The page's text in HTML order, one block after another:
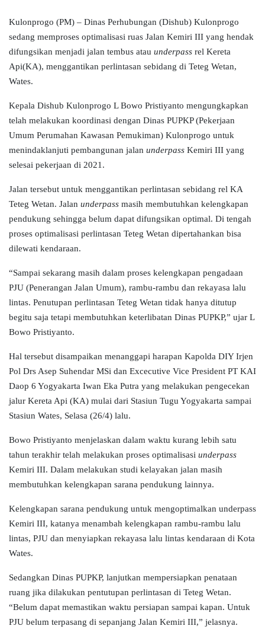
Kulonprogo (PM) – Dinas Perhubungan (Dishub) Kulonprogo
sedang memproses optimalisasi ruas Jalan Kemiri III yang hendak
difungsikan menjadi jalan tembus atau underpass rel Kereta
Api(KA), menggantikan perlintasan sebidang di Teteg Wetan,
Wates.
Kepala Dishub Kulonprogo L Bowo Pristiyanto mengungkapkan
telah melakukan koordinasi dengan Dinas PUPKP (Pekerjaan
Umum Perumahan Kawasan Pemukiman) Kulonprogo untuk
menindaklanjuti pembangunan jalan underpass Kemiri III yang
selesai pekerjaan di 2021.
Jalan tersebut untuk menggantikan perlintasan sebidang rel KA
Teteg Wetan. Jalan underpass masih membutuhkan kelengkapan
pendukung sehingga belum dapat difungsikan optimal. Di tengah
proses optimalisasi perlintasan Teteg Wetan dipertahankan bisa
dilewati kendaraan.
“Sampai sekarang masih dalam proses kelengkapan pengadaan
PJU (Penerangan Jalan Umum), rambu-rambu dan rekayasa lalu
lintas. Penutupan perlintasan Teteg Wetan tidak hanya ditutup
begitu saja tetapi membutuhkan keterlibatan Dinas PUPKP,” ujar L
Bowo Pristiyanto.
Hal tersebut disampaikan menanggapi harapan Kapolda DIY Irjen
Pol Drs Asep Suhendar MSi dan Excecutive Vice President PT KAI
Daop 6 Yogyakarta Iwan Eka Putra yang melakukan pengecekan
jalur Kereta Api (KA) mulai dari Stasiun Tugu Yogyakarta sampai
Stasiun Wates, Selasa (26/4) lalu.
Bowo Pristiyanto menjelaskan dalam waktu kurang lebih satu
tahun terakhir telah melakukan proses optimalisasi underpass
Kemiri III. Dalam melakukan studi kelayakan jalan masih
membutuhkan kelengkapan sarana pendukung lainnya.
Kelengkapan sarana pendukung untuk mengoptimalkan underpass
Kemiri III, katanya menambah kelengkapan rambu-rambu lalu
lintas, PJU dan menyiapkan rekayasa lalu lintas kendaraan di Kota
Wates.
Sedangkan Dinas PUPKP, lanjutkan mempersiapkan penataan
ruang jika dilakukan pentutupan perlintasan di Teteg Wetan.
“Belum dapat memastikan waktu persiapan sampai kapan. Untuk
PJU belum terpasang di sepanjang Jalan Kemiri III,” jelasnya.